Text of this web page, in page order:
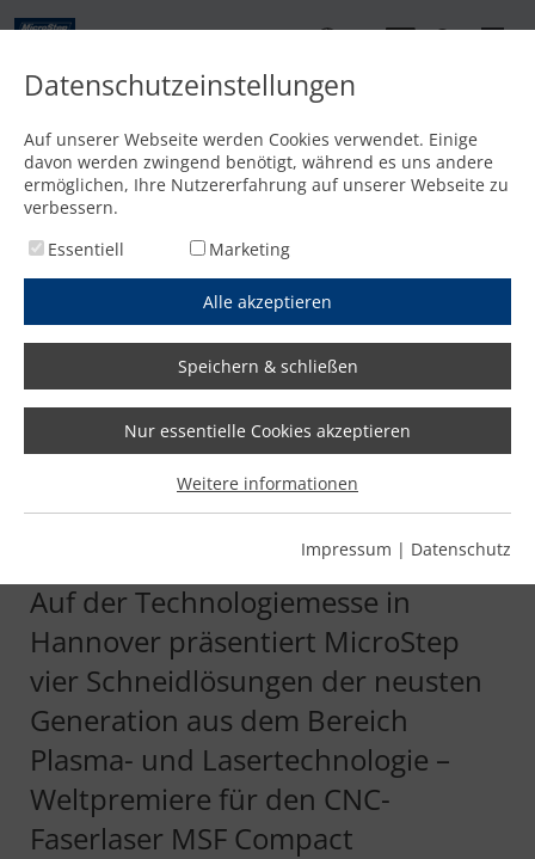
Startseite /Media/News/EuroBLECH 2018: Vom Raumwunder zum Alleskönner
EuroBLECH 2018: Vom
Raumwunder zum
Auf der Technologiemesse in
Hannover präsentiert MicroStep
vier Schneidlösungen der neusten
Generation aus dem Bereich
Plasma- und Lasertechnologie –
Weltpremiere für den CNC-
Faserlaser MSF Compact
Datenschutzeinstellungen
Auf unserer Webseite werden Cookies verwendet. Einige
davon werden zwingend benötigt, während es uns andere
ermöglichen, Ihre Nutzererfahrung auf unserer Webseite zu
verbessern.
Essentiell
Marketing
Alle akzeptieren
Speichern & schließen
Nur essentielle Cookies akzeptieren
Weitere informationen
Impressum | Datenschutz